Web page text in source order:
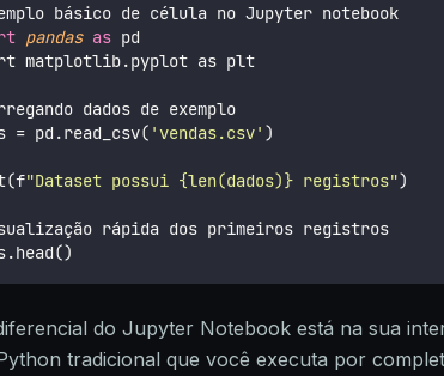
básico de célula no Jupyter notebook
pandas as pd
matplotlib.pyplot as plt
dados de exemplo
= pd.read_csv( 'vendas.csv' )
"Dataset possui {len(dados)} registros")
rápida dos primeiros registros
do Jupyter Notebook está na sua
tradicional que você executa por